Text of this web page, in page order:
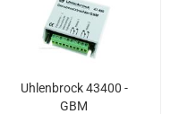
Uhlenbrock 43400 -
GBM